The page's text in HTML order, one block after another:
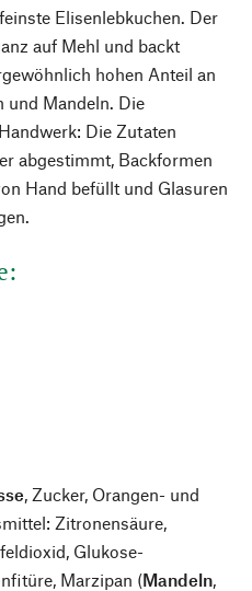
Elisenlebkuchen. Der
auf Mehl und backt
hohen Anteil an
und Mandeln. Die
Die Zutaten
abgestimmt, Backformen
Hand befüllt und Glasuren
, Zucker, Orangen- und
Zitronensäure,
Glukose-
Marzipan (Mandeln,